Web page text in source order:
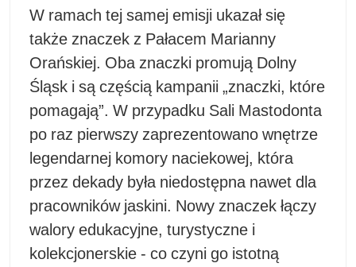
W ramach tej samej emisji ukazał się
także znaczek z Pałacem Marianny
Orańskiej. Oba znaczki promują Dolny
Śląsk i są częścią kampanii „znaczki, które
pomagają”. W przypadku Sali Mastodonta
po raz pierwszy zaprezentowano wnętrze
legendarnej komory naciekowej, która
przez dekady była niedostępna nawet dla
pracowników jaskini. Nowy znaczek łączy
walory edukacyjne, turystyczne i
kolekcjonerskie - co czyni go istotną